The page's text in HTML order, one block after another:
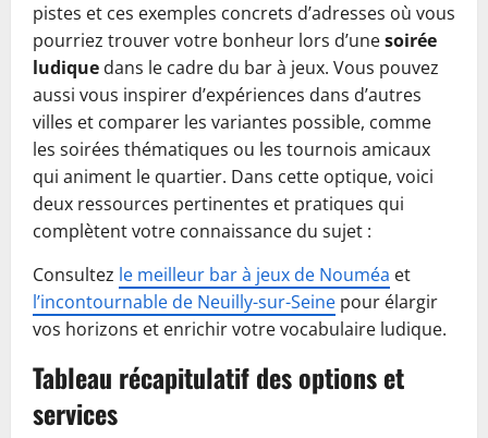
pistes et ces exemples concrets d’adresses où vous
pourriez trouver votre bonheur lors d’unesoirée
ludique dans le cadre du bar à jeux. Vous pouvez
aussi vous inspirer d’expériences dans d’autres
villes et comparer les variantes possible, comme
les soirées thématiques ou les tournois amicaux
qui animent le quartier. Dans cette optique, voici
deux ressources pertinentes et pratiques qui
complètent votre connaissance du sujet :
Consultez le meilleur bar à jeux de Nouméa et
l’incontournable de Neuilly-sur-Seine pour élargir
vos horizons et enrichir votre vocabulaire ludique.
Tableau récapitulatif des options et
services